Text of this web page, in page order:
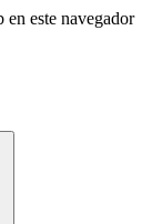
este navegador